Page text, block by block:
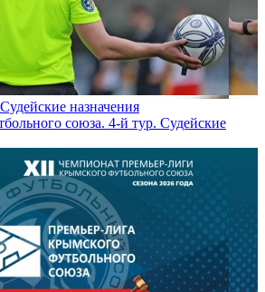
Судейские назначения
союза. 4-й тур. Судейские